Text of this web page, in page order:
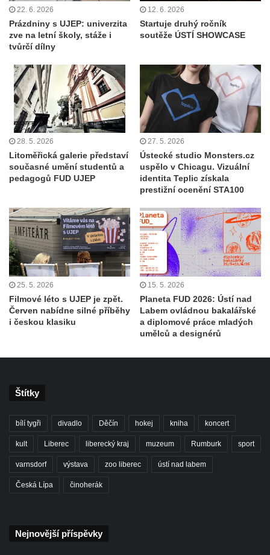
22. 6. 2026
Prázdniny s UJEP: univerzita
zve na letní školy, stáže i
tvůrčí dílny
12. 6. 2026
Startuje druhý ročník
soutěže ÚSTÍ SHOWCASE
28. 5. 2026
Litoměřická galerie představí
současné umění studentů a
pedagogů FUD UJEP
27. 5. 2026
Ústecké studio Monsters.cz
uspělo v Chicagu. Vizuální
identita Teplic získala
prestižní ocenění STA100
25. 5. 2026
Filmové léto s UJEP je zpět.
Červen nabídne silné příběhy
i českou klasiku
15. 5. 2026
Planeta FUD 2026: Ústí nad
Labem ovládnou bakalářské
a diplomové práce mladých
umělců a designérů
Štítky
bílí tygři divadlo Děčín hokej kniha koncert
kult Liberec liberecký kraj muzeum Rumburk sport
varnsdorf výstava zoo liberec ústí nad labem
Česká Lípa činoherák
Nejnovější příspěvky